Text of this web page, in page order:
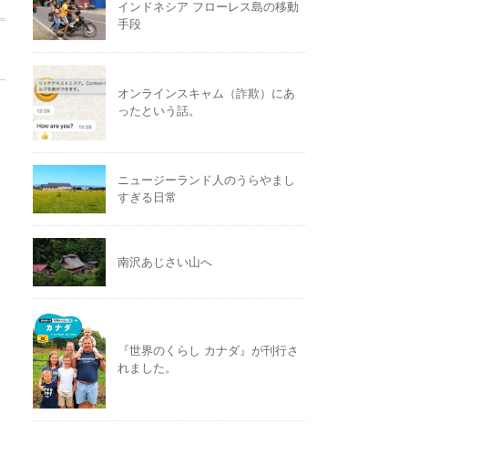
インドネシア フローレス島の移動
手段
オンラインスキャム（詐欺）にあ
ったという話。
ニュージーランド人のうらやまし
すぎる日常
南沢あじさい山へ
『世界のくらし カナダ』が刊行さ
れました。